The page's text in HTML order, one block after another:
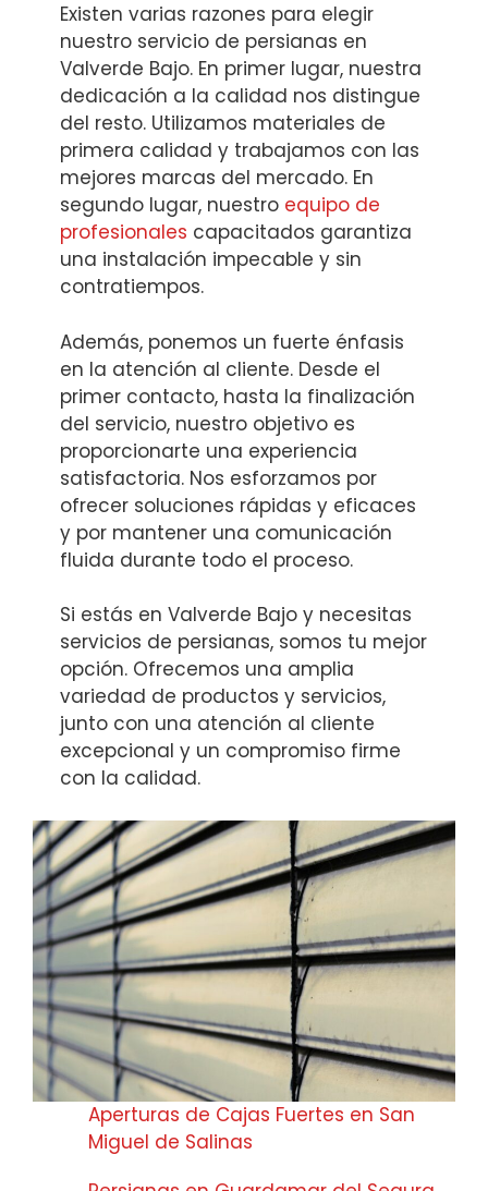
Existen varias razones para elegir
nuestro servicio de persianas en
Valverde Bajo. En primer lugar, nuestra
dedicación a la calidad nos distingue
del resto. Utilizamos materiales de
primera calidad y trabajamos con las
mejores marcas del mercado. En
segundo lugar, nuestro equipo de
profesionales capacitados garantiza
una instalación impecable y sin
contratiempos.
Además, ponemos un fuerte énfasis
en la atención al cliente. Desde el
primer contacto, hasta la finalización
del servicio, nuestro objetivo es
proporcionarte una experiencia
satisfactoria. Nos esforzamos por
ofrecer soluciones rápidas y eficaces
y por mantener una comunicación
fluida durante todo el proceso.
Si estás en Valverde Bajo y necesitas
servicios de persianas, somos tu mejor
opción. Ofrecemos una amplia
variedad de productos y servicios,
junto con una atención al cliente
excepcional y un compromiso firme
con la calidad.
Aperturas de Cajas Fuertes en San
Miguel de Salinas